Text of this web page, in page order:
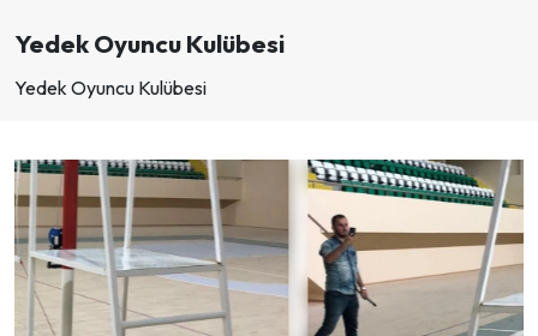
Yedek Oyuncu Kulübesi
Yedek Oyuncu Kulübesi